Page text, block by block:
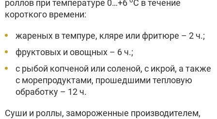
роллов при температуре 0…+6
С в течение
короткого времени:
жареных в темпуре, кляре или фритюре – 2 ч.;
фруктовых и овощных – 6 ч.;
с рыбой копченой или соленой, с икрой, а также
с морепродуктами, прошедшими тепловую
обработку – 12 ч.
Суши и роллы, замороженные производителем,